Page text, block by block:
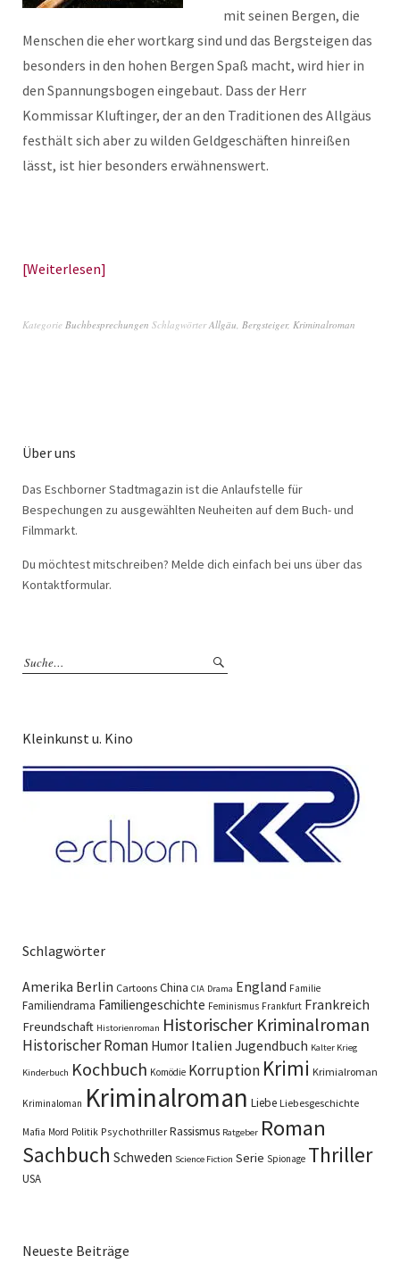
mit seinen Bergen, die
Menschen die eher wortkarg sind und das Bergsteigen das
besonders in den hohen Bergen Spaß macht, wird hier in
den Spannungsbogen eingebaut. Dass der Herr
Kommissar Kluftinger, der an den Traditionen des Allgäus
festhält sich aber zu wilden Geldgeschäften hinreißen
lässt, ist hier besonders erwähnenswert.
Weiterlesen
Kategorie Buchbesprechungen SchlagwörterAllgäu, Bergsteiger, Kriminalroman
Über uns
Das Eschborner Stadtmagazin ist die Anlaufstelle für
Bespechungen zu ausgewählten Neuheiten auf dem Buch- und
Filmmarkt.
Du möchtest mitschreiben? Melde dich einfach bei uns über das
Kontaktformular.
Kleinkunst u. Kino
Schlagwörter
Amerika Berlin Cartoons China CIA Drama England Familie
Familiendrama Familiengeschichte Feminismus Frankfurt Frankreich
Freundschaft Historienroman Historischer Kriminalroman
Historischer Roman Humor Italien Jugendbuch Kalter Krieg
Kinderbuch Kochbuch Komödie Korruption Krimi Krimialroman
Kriminaloman Kriminalroman Liebe Liebesgeschichte
Mafia Mord Politik Psychothriller Rassismus Ratgeber Roman
Sachbuch Schweden Science Fiction Serie Spionage Thriller
USA
Neueste Beiträge